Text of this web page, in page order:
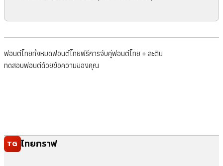
ฟอนต์ไทยทั้งหมดฟอนต์ไทยฟรีการจับคู่ฟอนต์ไทย + ละติน
ทดสอบฟอนต์ด้วยข้อความของคุณ
TG ไทยกราฟ